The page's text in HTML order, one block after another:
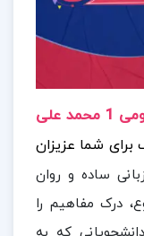
ریاضیات عمومی 1 محمد علی
شما عزیزان
ساده و روان
درک مفاهیم را